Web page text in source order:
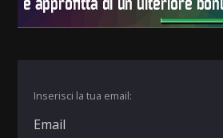
Inserisci la tua email: